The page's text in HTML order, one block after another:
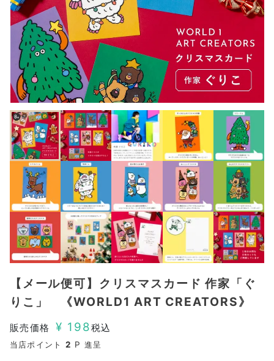
【メール便可】クリスマスカード 作家「ぐ
りこ」 《WORLD1 ART CREATORS》
販売価格 ¥ 198税込
当店ポイント 2 P 進呈